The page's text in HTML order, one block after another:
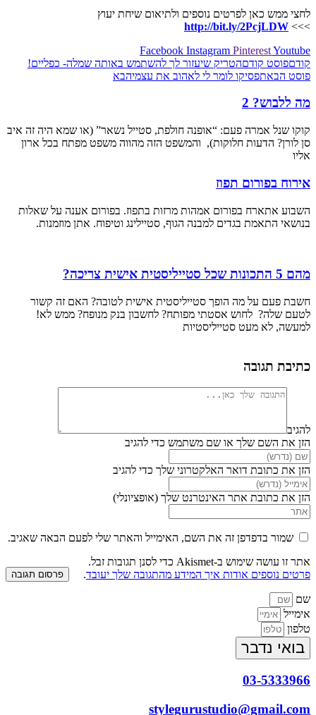
לחצי ממש כאן לפרטים נוספים ולתיאום שיחת יעוץ
>>>
http://bit.ly/2PcjLDW
Facebook Instagram PinterestYoutube
קודםפוסט קודםהטריק שיעזור לך להשתמש באותה שמלה- כפליים!
פוסט הבאתפסיקו לומר לי לאהוב את עצמיהבא
מה ללבוש? 2
קוקו שנל אמרה פעם: “אופנה חולפת, סטייל נשאר” (או שמא היה זה איב
סן לורן? הדעות חלוקות), והמשפט הזה מהווה משפט מפתח בכל ארון
אליו
אירוח בפורום תפוז
השבוע אתארח בפורום אמהות מרזות בתפוז. בפורום אענה על שאלות
בנושאי התאמת בגדים למבנה הגוף, סטיילינג וטיפוח. אתן מוזמנות.
מהם 5 התכונות שכל סטייליסטית אישית צריכה?
חשבת פעם על מה הופך סטייליסטית אישית לטובה? האם זה קשור
לטעם שלה? לחוש אסטתי מפותח? לחשבון בנק מנופח? ממש לא!
למעשה, לא מעט סטייליסטיות
כתיבת תגובה
להגיב
הזן את השם שלך או שם משתמש כדי להגיב
הזן את כתובת דואר האלקטרוני שלך כדי להגיב
הזן את כתובת אתר האינטרנט שלך (אופציונלי)
שמור בדפדפן זה את השם, האימייל והאתר שלי לפעם הבאה שאגיב.
אתר זו עושה שימוש ב-Akismet כדי לסנן תגובות זבל.
פרטים נוספים אודות איך המידע מהתגובה שלך יעובד.
שם
אימייל
טלפון
בואי נדבר
03-5333966
stylegurustudio@gmail.com